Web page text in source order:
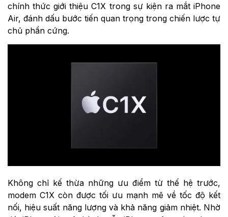
chính thức giới thiệu C1X trong sự kiện ra mắt iPhone
Air, đánh dấu bước tiến quan trọng trong chiến lược tự
chủ phần cứng.
Không chỉ kế thừa những ưu điểm từ thế hệ trước,
modem C1X còn được tối ưu mạnh mẽ về tốc độ kết
nối, hiệu suất năng lượng và khả năng giảm nhiệt. Nhờ